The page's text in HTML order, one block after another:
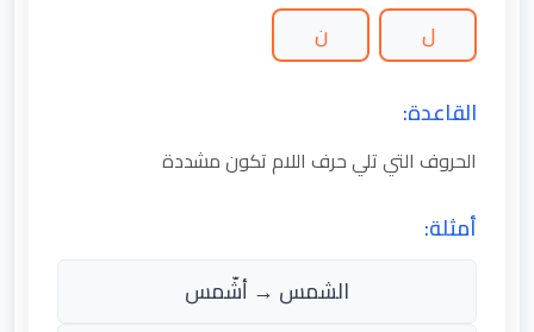
ل
ن
القاعدة:
الحروف التي تلي حرف اللام تكون مشددة
أمثلة:
الشمس → أشّمس